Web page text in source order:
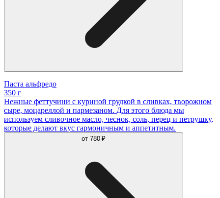
Паста альфредо
350 г
Нежные феттучини с куриной грудкой в сливках, творожном
сыре, моцареллой и пармезаном. Для этого блюда мы
используем сливочное масло, чеснок, соль, перец и петрушку,
которые делают вкус гармоничным и аппетитным.
от 780 ₽